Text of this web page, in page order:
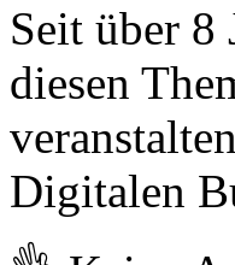
Seit über 8
diesen
Digitalen